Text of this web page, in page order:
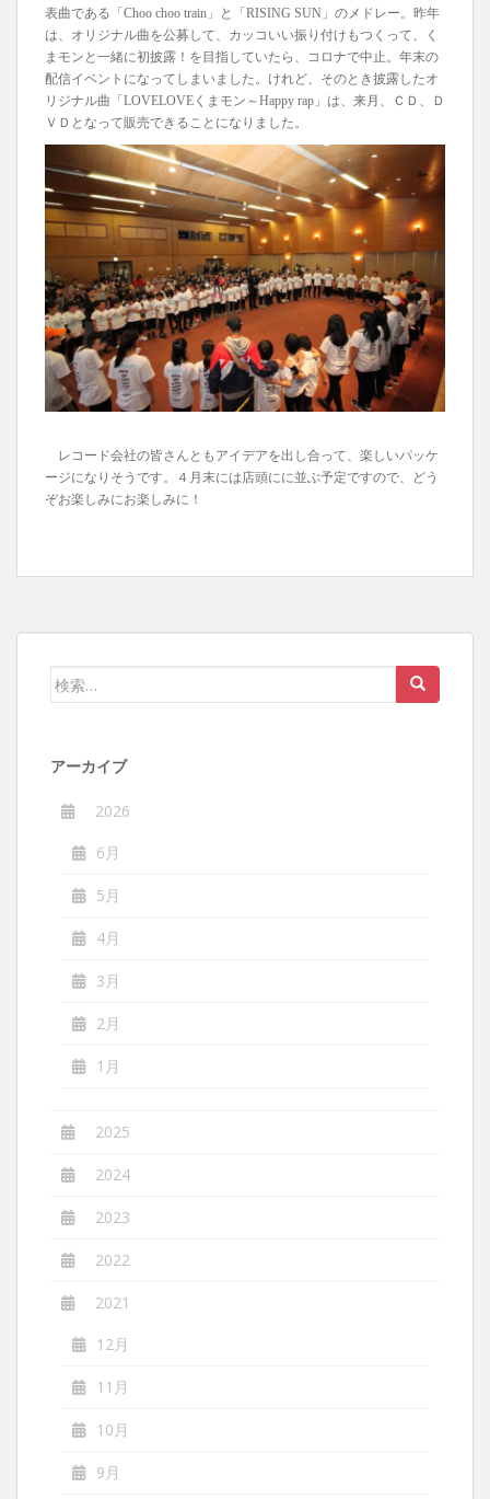
表曲である「Choo choo train」と「RISING SUN」のメドレー。昨年
は、オリジナル曲を公募して、カッコいい振り付けもつくって、く
まモンと一緒に初披露！を目指していたら、コロナで中止。年末の
配信イベントになってしまいました。けれど、そのとき披露したオ
リジナル曲「LOVELOVEくまモン～Happy rap」は、来月、ＣＤ、Ｄ
ＶＤとなって販売できることになりました。
レコード会社の皆さんともアイデアを出し合って、楽しいパッケ
ージになりそうです。４月末には店頭にに並ぶ予定ですので、どう
ぞお楽しみにお楽しみに！
検
アーカイブ
2026
6月
5月
4月
3月
2月
1月
2025
2024
2023
2022
2021
12月
11月
10月
9月